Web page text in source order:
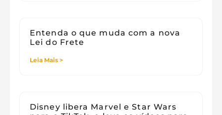
Entenda o que muda com a nova
Lei do Frete
Leia Mais >
Disney libera Marvel e Star Wars